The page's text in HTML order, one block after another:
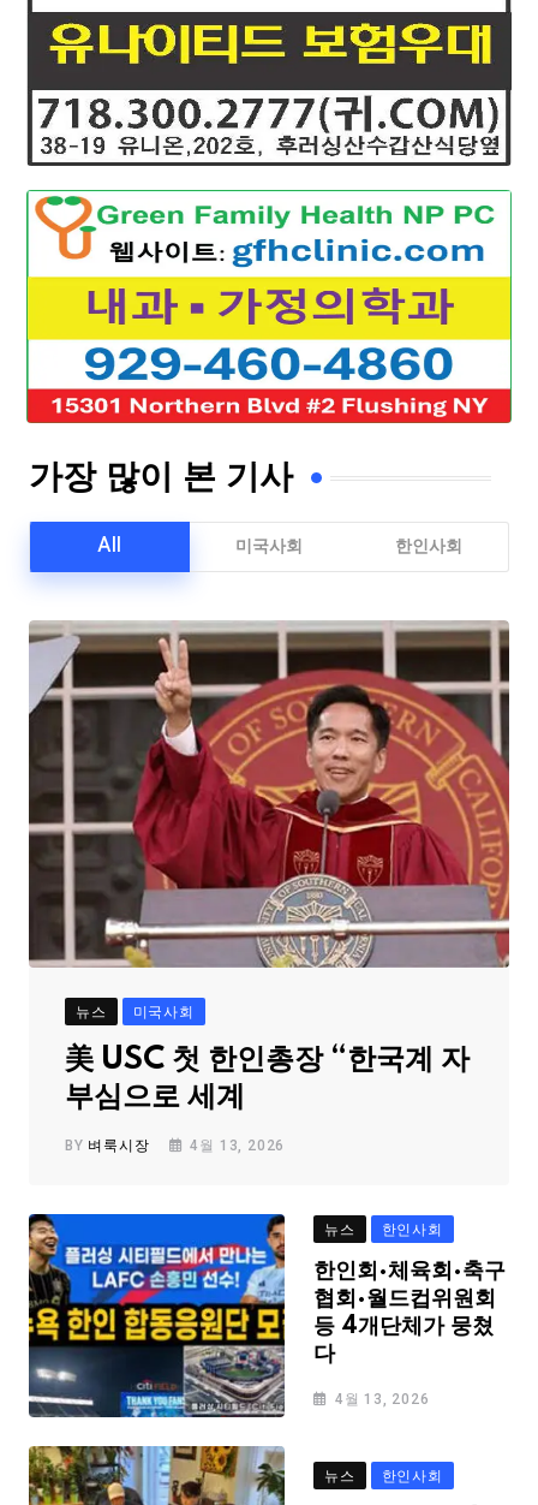
가장 많이 본 기사
All 미국사회 한인사회
뉴스 미국사회
美 USC 첫 한인총장 “한국계 자
부심으로 세계
BY 벼룩시장 4월 13, 2026
뉴스 한인사회
한인회·체육회·축구
협회·월드컵위원회
등 4개단체가 뭉쳤
다
4월 13, 2026
뉴스 한인사회